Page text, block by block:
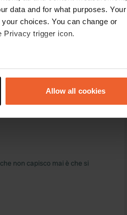
data and for what purposes. Your
choices. You can change or
Privacy trigger icon.
within several meters
in the
of their services.
Allow all cookies
non capisco mai è che si